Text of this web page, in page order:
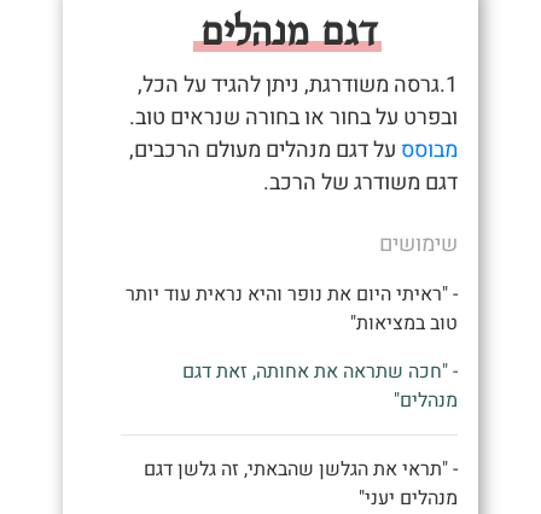
דגם מנהלים
1.גרסה משודרגת, ניתן להגיד על הכל,
ובפרט על בחור או בחורה שנראים טוב.
מבוסס על דגם מנהלים מעולם הרכבים,
דגם משודרג של הרכב.
שימושים
- "ראיתי היום את נופר והיא נראית עוד יותר
טוב במציאות"
- "חכה שתראה את אחותה, זאת דגם
מנהלים"
- "תראי את הגלשן שהבאתי, זה גלשן דגם
מנהלים יעני"